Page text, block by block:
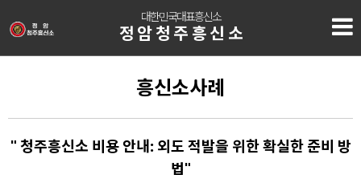
대한민국대표흥신소
정암청주흥신소
흥신소사례
" 청주흥신소 비용 안내: 외도 적발을 위한 확실한 준비 방
법"